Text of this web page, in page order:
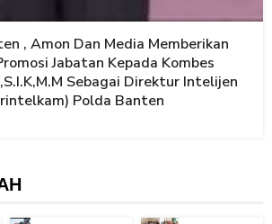
, Amon Dan Media Memberikan
Jabatan Kepada Kombes
Sebagai Direktur Intelijen
Polda Banten